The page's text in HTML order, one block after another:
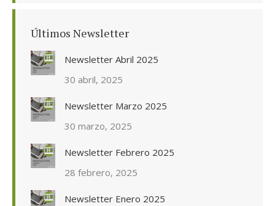
Últimos Newsletter
Newsletter Abril 2025
30 abril, 2025
Newsletter Marzo 2025
30 marzo, 2025
Newsletter Febrero 2025
28 febrero, 2025
Newsletter Enero 2025